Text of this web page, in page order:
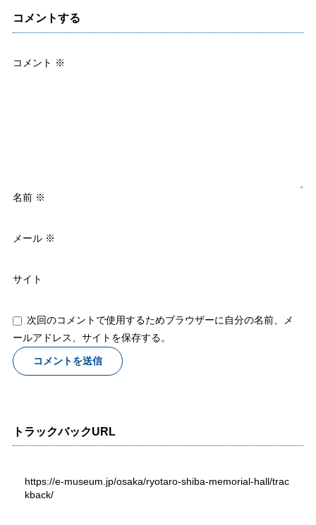
コメントする
コメント ※
名前 ※
メール ※
サイト
次回のコメントで使用するためブラウザーに自分の名前、メ
ールアドレス、サイトを保存する。
トラックバックURL
https://e-museum.jp/osaka/ryotaro-shiba-memorial-hall/trac
kback/